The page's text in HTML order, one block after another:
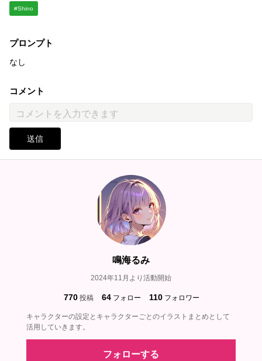
#Shino
プロンプト
なし
コメント
送信
鳴海るみ
2024年11月より活動開始
770 投稿 64 フォロー 110 フォロワー
キャラクターの設定とキャラクターごとのイラストまとめとして
活用していきます。
フォローする